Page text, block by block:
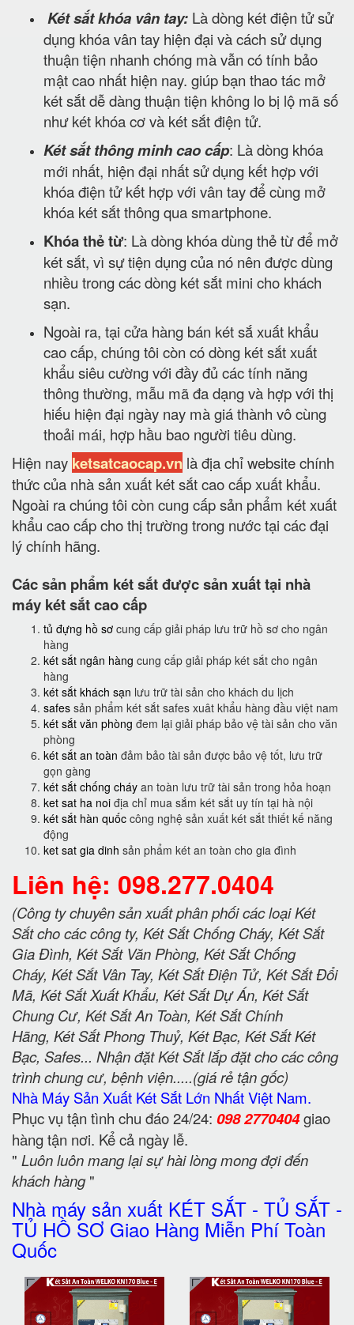
Két sắt khóa vân tay: Là dòng két điện tử sử
dụng khóa vân tay hiện đại và cách sử dụng
thuận tiện nhanh chóng mà vẫn có tính bảo
mật cao nhất hiện nay. giúp bạn thao tác mở
két sắt dễ dàng thuận tiện không lo bị lộ mã số
như két khóa cơ và két sắt điện tử.
Két sắt thông minh cao cấp: Là dòng khóa
mới nhất, hiện đại nhất sử dụng kết hợp với
khóa điện tử kết hợp với vân tay để cùng mở
khóa két sắt thông qua smartphone.
Khóa thẻ từ: Là dòng khóa dùng thẻ từ để mở
két sắt, vì sự tiện dụng của nó nên được dùng
nhiều trong các dòng két sắt mini cho khách
sạn.
Ngoài ra, tại cửa hàng bán két sắ xuất khẩu
cao cấp, chúng tôi còn có dòng két sắt xuất
khẩu siêu cường với đầy đủ các tính năng
thông thường, mẫu mã đa dạng và hợp với thị
hiếu hiện đại ngày nay mà giá thành vô cùng
thoải mái, hợp hầu bao người tiêu dùng.
Hiện nay ketsatcaocap.vn là địa chỉ website chính
thức của nhà sản xuất két sắt cao cấp xuất khẩu.
Ngoài ra chúng tôi còn cung cấp sản phẩm két xuất
khẩu cao cấp cho thị trường trong nước tại các đại
lý chính hãng.
Các sản phẩm két sắt được sản xuất tại nhà
máy két sắt cao cấp
tủ đựng hồ sơ cung cấp giải pháp lưu trữ hồ sơ cho ngân
hàng
két sắt ngân hàng cung cấp giải pháp két sắt cho ngân
hàng
két sắt khách sạn lưu trữ tài sản cho khách du lịch
safes sản phẩm két sắt safes xuât khẩu hàng đầu việt nam
két sắt văn phòng đem lại giải pháp bảo vệ tài sản cho văn
phòng
két sắt an toàn đảm bảo tài sản được bảo vệ tốt, lưu trữ
gọn gàng
két sắt chống cháy an toàn lưu trữ tài sản trong hỏa hoạn
ket sat ha noi địa chỉ mua sắm két sắt uy tín tại hà nội
két sắt hàn quốc công nghệ sản xuất két sắt thiết kế năng
động
ket sat gia dinh sản phẩm két an toàn cho gia đình
Liên hệ: 098.277.0404
(Công ty chuyên sản xuất phân phối các loại Két
Sắt cho các công ty, Két Sắt Chống Cháy, Két Sắt
Gia Đình, Két Sắt Văn Phòng, Két Sắt Chống
Cháy, Két Sắt Vân Tay, Két Sắt Điện Tử, Két Sắt Đổi
Mã, Két Sắt Xuất Khẩu, Két Sắt Dự Án, Két Sắt
Chung Cư, Két Sắt An Toàn, Két Sắt Chính
Hãng, Két Sắt Phong Thuỷ, Két Bạc, Két Sắt Két
Bạc, Safes... Nhận đặt Két Sắt lắp đặt cho các công
trình chung cư, bệnh viện.....(giá rẻ tận gốc)
Nhà Máy Sản Xuất Két Sắt Lớn Nhất Việt Nam.
Phục vụ tận tình chu đáo 24/24: 098 2770404giao
hàng tận nơi. Kể cả ngày lễ.
" Luôn luôn mang lại sự hài lòng mong đợi đến
khách hàng"
Nhà máy sản xuất KÉT SẮT - TỦ SẮT -
TỦ HỒ SƠ Giao Hàng Miễn Phí Toàn
Quốc